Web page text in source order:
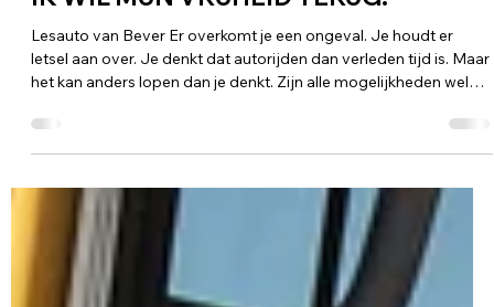
Reint Rengers
2 jul
2 minuten om te lezen
Nieuws
IK WIL MIJN VRIJHEID TERUG!